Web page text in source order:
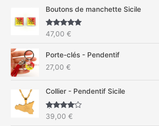
h
e
r
Boutons de manchette Sicile
Note5.00
sur 5
47,00€
Porte-clés - Pendentif
27,00€
Collier - Pendentif Sicile
Note4.67
sur 5
39,00€